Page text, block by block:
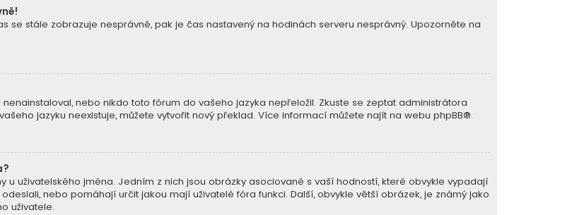
se stále zobrazuje nesprávně, pak je čas nastavený na hodinách serveru nesprávný. Upozorněte na
nebo nikdo toto fórum do vašeho jazyka nepřeložil. Zkuste se zeptat administrátora
jazyku neexistuje, můžete vytvořit nový překlad. Více informací můžete najít na webu phpBB®.
u uživatelského jména. Jedním z nich jsou obrázky asociované s vaší hodností, které obvykle vypadají
nebo pomáhají určit jakou mají uživatelé fóra funkci. Další, obvykle větší obrázek, je známý jako
uživatele.